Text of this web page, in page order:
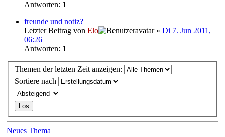
Antworten: 1
freunde und notiz?
Letzter Beitrag von Elo « Di 7. Jun 2011,
06:26
Antworten: 1
Themen der letzten Zeit anzeigen:
Sortiere nach
Neues Thema